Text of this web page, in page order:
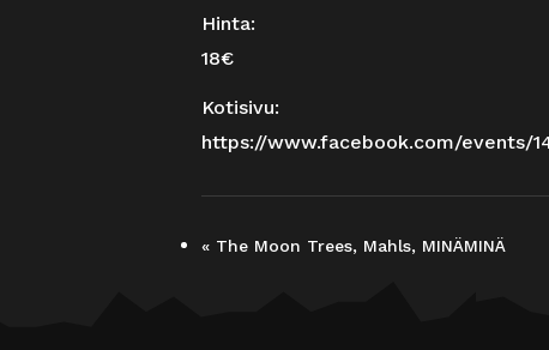
Hinta:
18€
Kotisivu:
https://www.facebook.com/events/
« The Moon Trees, Mahls, MINÄMINÄ